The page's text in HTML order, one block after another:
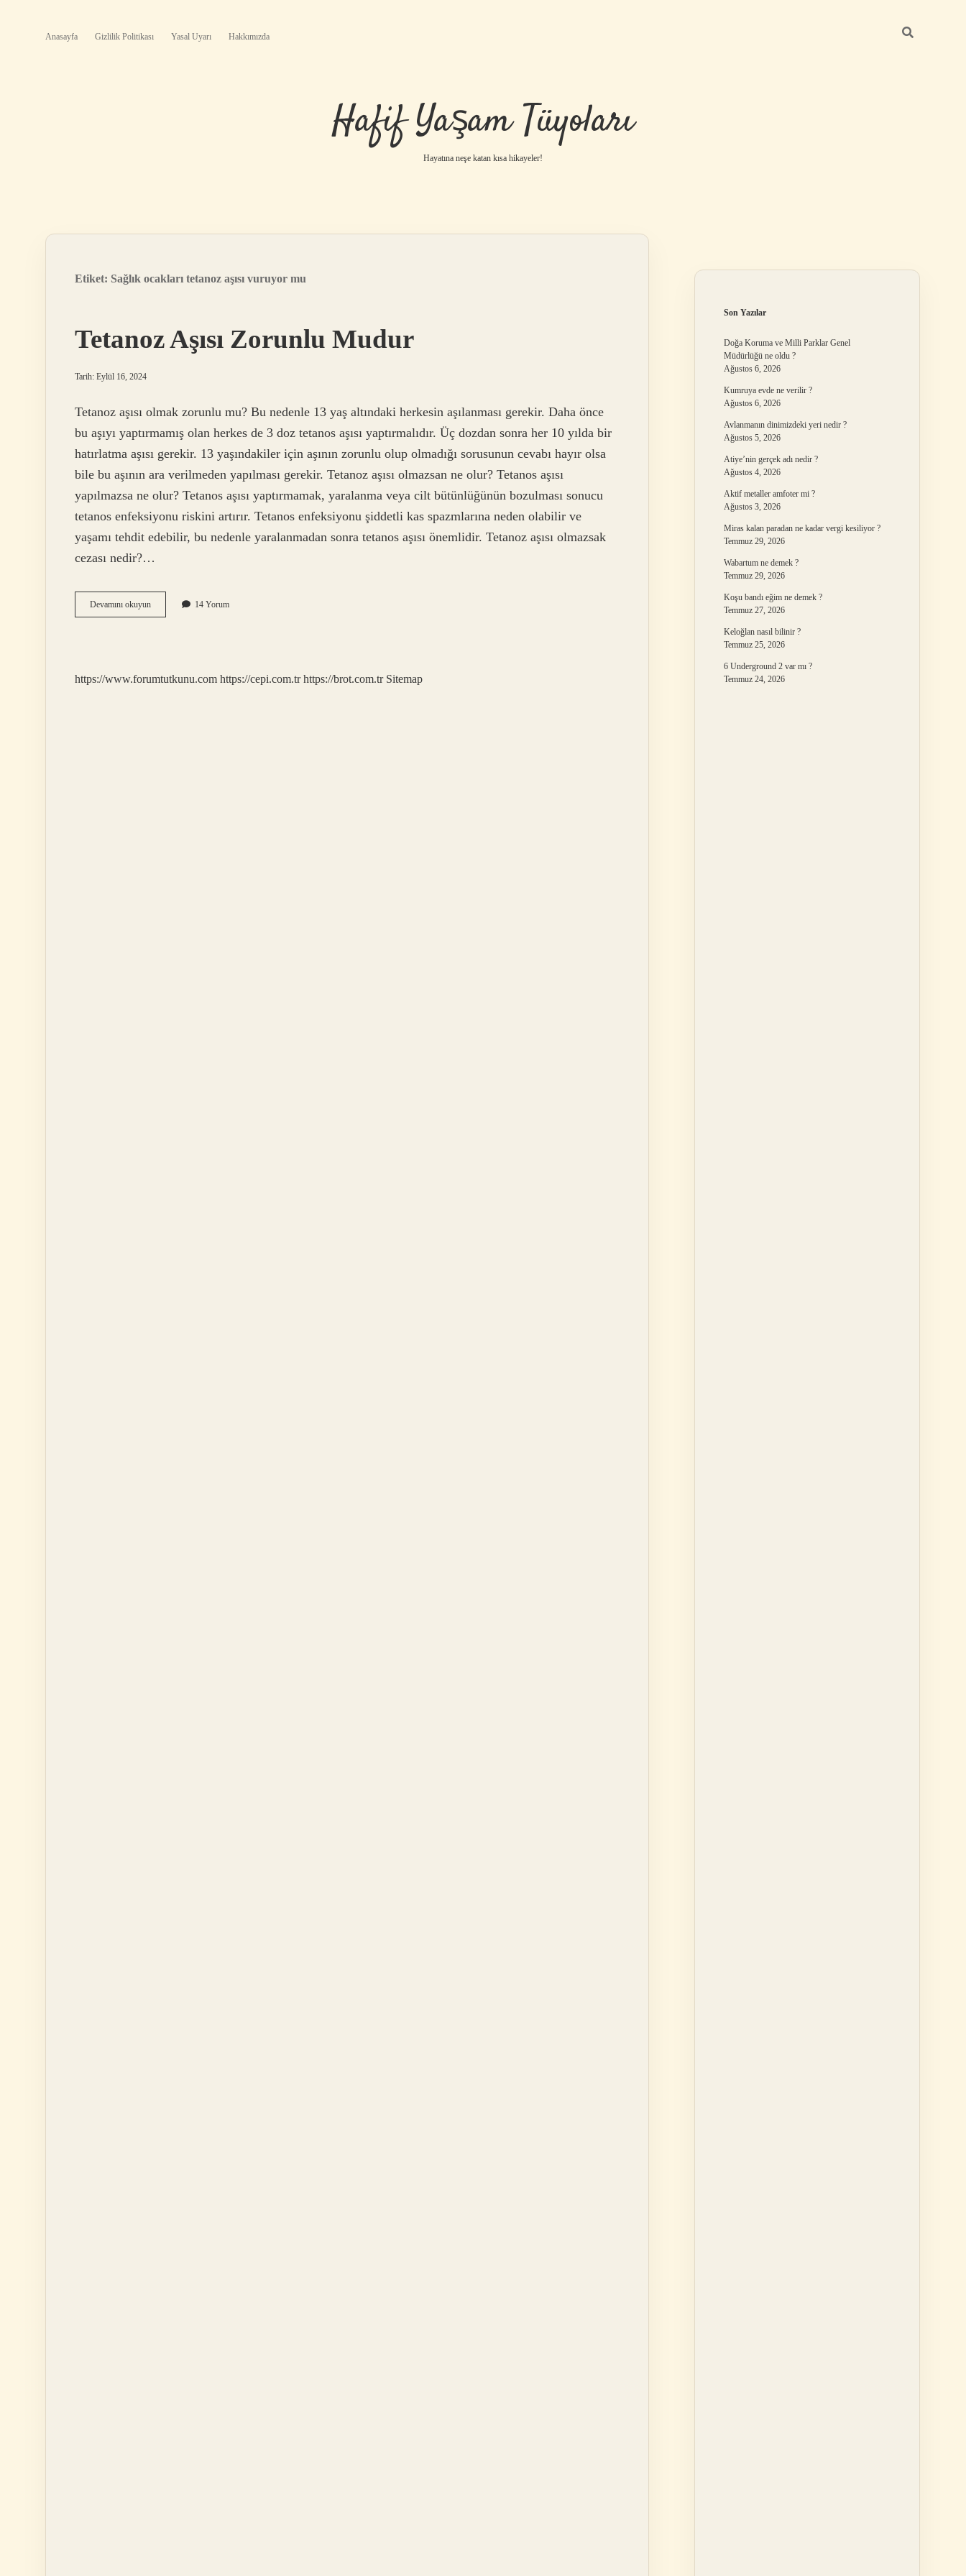
Anasayfa Gizlilik Politikası Yasal Uyarı Hakkımızda
Hafif Yaşam Tüyoları
Hayatına neşe katan kısa hikayeler!
Etiket: Sağlık ocakları tetanoz aşısı vuruyor mu
Tetanoz Aşısı Zorunlu Mudur
Tarih: Eylül 16, 2024
Tetanoz aşısı olmak zorunlu mu? Bu nedenle 13 yaş altındaki herkesin aşılanması gerekir. Daha önce
bu aşıyı yaptırmamış olan herkes de 3 doz tetanos aşısı yaptırmalıdır. Üç dozdan sonra her 10 yılda bir
hatırlatma aşısı gerekir. 13 yaşındakiler için aşının zorunlu olup olmadığı sorusunun cevabı hayır olsa
bile bu aşının ara verilmeden yapılması gerekir. Tetanoz aşısı olmazsan ne olur? Tetanos aşısı
yapılmazsa ne olur? Tetanos aşısı yaptırmamak, yaralanma veya cilt bütünlüğünün bozulması sonucu
tetanos enfeksiyonu riskini artırır. Tetanos enfeksiyonu şiddetli kas spazmlarına neden olabilir ve
yaşamı tehdit edebilir, bu nedenle yaralanmadan sonra tetanos aşısı önemlidir. Tetanoz aşısı olmazsak
cezası nedir?…
Devamını okuyunTetanoz
Aşısı
14 Yorum
https://www.forumtutkunu.com https://cepi.com.tr https://brot.com.tr Sitemap
Son Yazılar
Doğa Koruma ve Milli Parklar Genel
Müdürlüğü ne oldu ?
Ağustos 6, 2026
Kumruya evde ne verilir ?
Ağustos 6, 2026
Avlanmanın dinimizdeki yeri nedir ?
Ağustos 5, 2026
Atiye’nin gerçek adı nedir ?
Ağustos 4, 2026
Aktif metaller amfoter mi ?
Ağustos 3, 2026
Miras kalan paradan ne kadar vergi kesiliyor ?
Temmuz 29, 2026
Wabartum ne demek ?
Temmuz 29, 2026
Koşu bandı eğim ne demek ?
Temmuz 27, 2026
Keloğlan nasıl bilinir ?
Temmuz 25, 2026
6 Underground 2 var mı ?
Temmuz 24, 2026